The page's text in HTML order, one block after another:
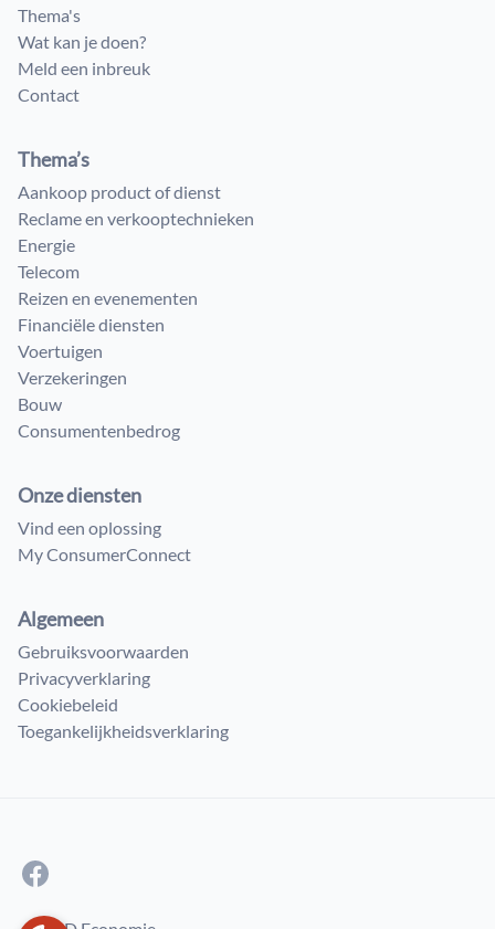
Thema's
Wat kan je doen?
Meld een inbreuk
Contact
Thema’s
Aankoop product of dienst
Reclame en verkooptechnieken
Energie
Telecom
Reizen en evenementen
Financiële diensten
Voertuigen
Verzekeringen
Bouw
Consumenten​bedrog
Onze diensten
Vind een oplossing
My ConsumerConnect
Algemeen
Gebruiksvoorwaarden
Privacyverklaring
Cookiebeleid
Toegankelijkheidsverklaring